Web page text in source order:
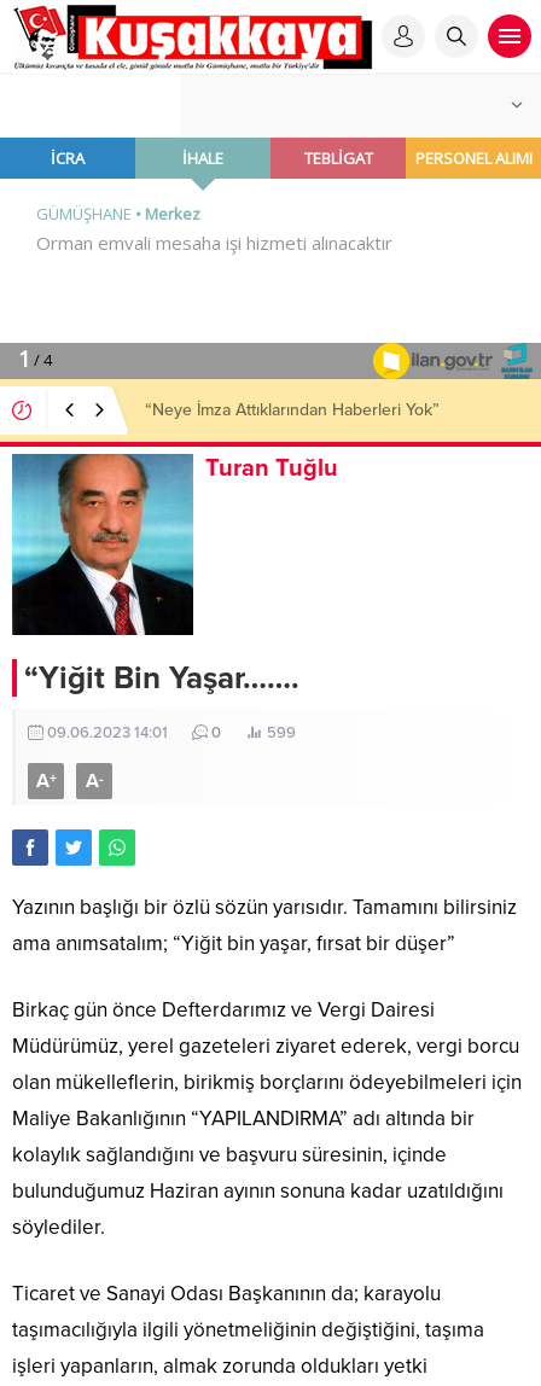
“Neye İmza Attıklarından Haberleri Yok”
Turan Tuğlu
“Yiğit Bin Yaşar…….
09.06.2023 14:01 0 599
A+ A-
Yazının başlığı bir özlü sözün yarısıdır. Tamamını bilirsiniz
ama anımsatalım; “Yiğit bin yaşar, fırsat bir düşer”
Birkaç gün önce Defterdarımız ve Vergi Dairesi
Müdürümüz, yerel gazeteleri ziyaret ederek, vergi borcu
olan mükelleflerin, birikmiş borçlarını ödeyebilmeleri için
Maliye Bakanlığının “YAPILANDIRMA” adı altında bir
kolaylık sağlandığını ve başvuru süresinin, içinde
bulunduğumuz Haziran ayının sonuna kadar uzatıldığını
söylediler.
Ticaret ve Sanayi Odası Başkanının da; karayolu
taşımacılığıyla ilgili yönetmeliğinin değiştiğini, taşıma
işleri yapanların, almak zorunda oldukları yetki